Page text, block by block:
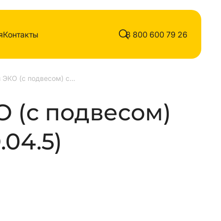
Контакты 8 800 600 79 26
Качели ЭКО (с подвесом) сосна
(с подвесом)